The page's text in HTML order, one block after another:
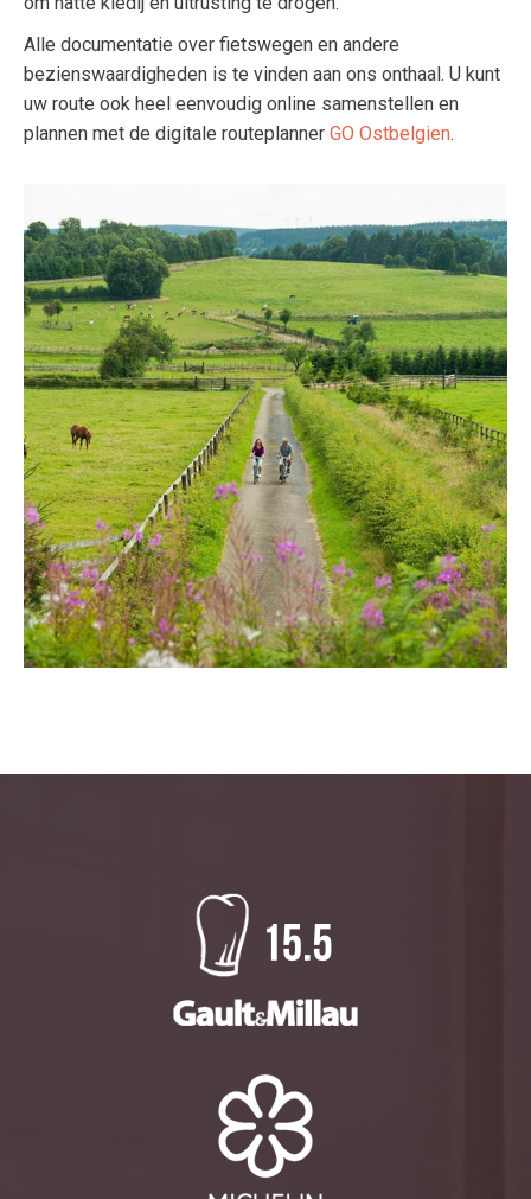
Alle documentatie over fietswegen en andere
bezienswaardigheden is te vinden aan ons onthaal. U kunt
uw route ook heel eenvoudig online samenstellen en
plannen met de digitale routeplanner GO Ostbelgien.